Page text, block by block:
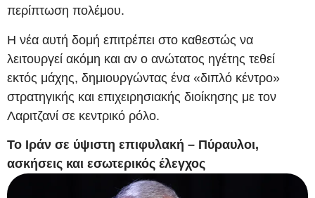
περίπτωση πολέμου.
Η νέα αυτή δομή επιτρέπει στο καθεστώς να
λειτουργεί ακόμη και αν ο ανώτατος ηγέτης τεθεί
εκτός μάχης, δημιουργώντας ένα «διπλό κέντρο»
στρατηγικής και επιχειρησιακής διοίκησης με τον
Λαριτζανί σε κεντρικό ρόλο.
Το Ιράν σε ύψιστη επιφυλακή – Πύραυλοι,
ασκήσεις και εσωτερικός έλεγχος